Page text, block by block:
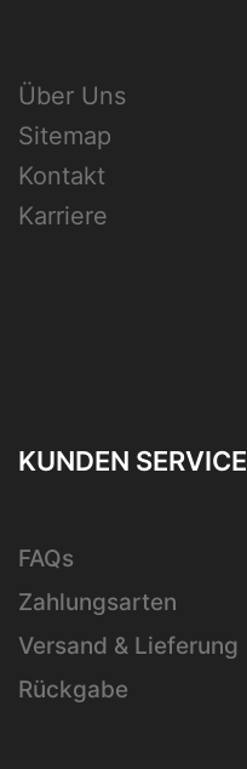
Über Uns
Sitemap
Kontakt
Karriere
KUNDEN SERVICE
FAQs
Zahlungsarten
Versand & Lieferung
Rückgabe